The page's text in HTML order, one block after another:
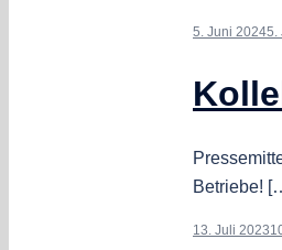
5. Juni 20245.
Betriebe!
13. Juli 2023